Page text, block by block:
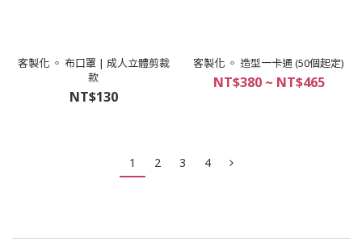
客製化 ◦ 布口罩 | 成人立體剪裁
款
NT$130
客製化 ◦ 造型一卡通 (50個起定)
NT$380 ~ NT$465
1 2 3 4